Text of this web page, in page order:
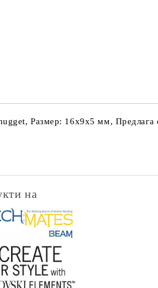
Размер: 16х9х5 мм, Предлага
на